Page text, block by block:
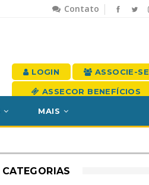
Contato
LOGIN ASSOCIE-SE
ASSECOR BENEFÍCIOS
MAIS
CATEGORIAS